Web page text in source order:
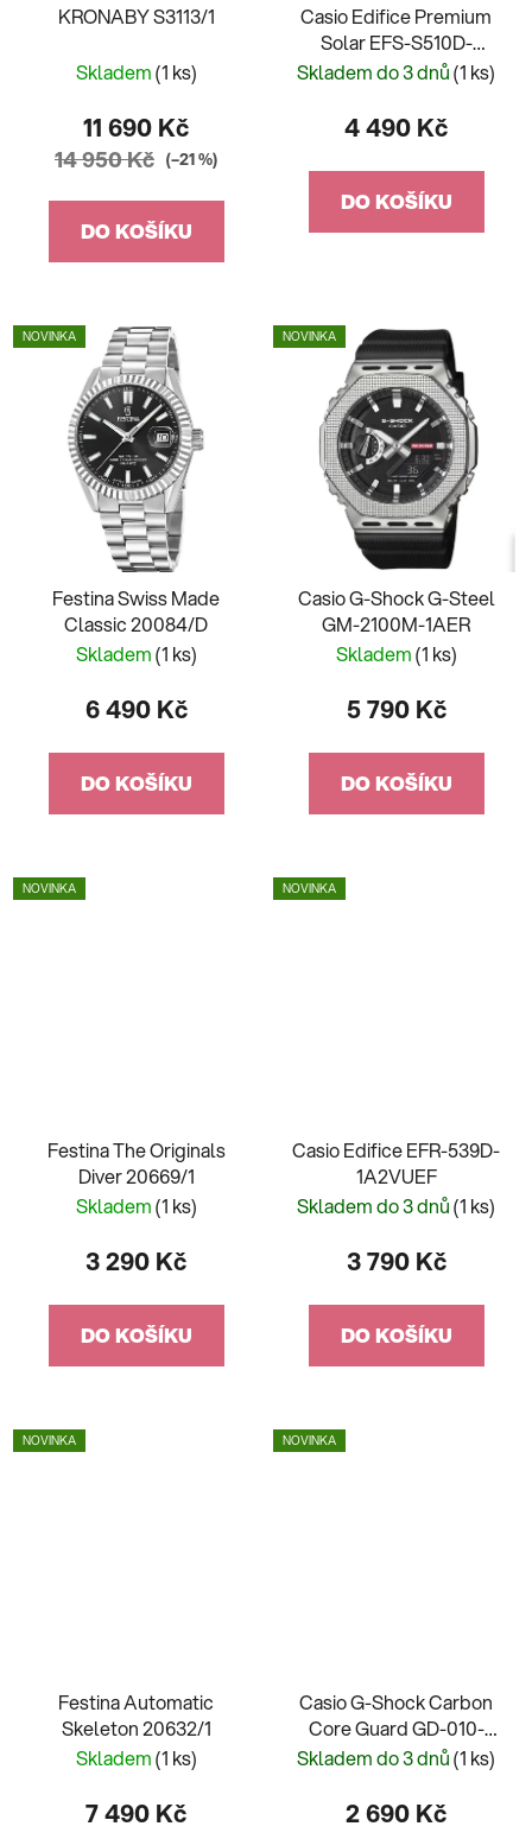
KRONABY S3113/1
Skladem(1 ks)
11 690 Kč
14 950 Kč (–21 %)
DO KOŠÍKU
Casio Edifice Premium
Solar EFS-S510D-
2AVUEF
Skladem do 3 dnů(1 ks)
4 490 Kč
DO KOŠÍKU
NOVINKA
Festina Swiss Made
Classic 20084/D
Skladem(1 ks)
6 490 Kč
DO KOŠÍKU
NOVINKA
Casio G-Shock G-Steel
GM-2100M-1AER
Skladem(1 ks)
5 790 Kč
DO KOŠÍKU
NOVINKA
Festina The Originals
Diver 20669/1
Skladem(1 ks)
3 290 Kč
DO KOŠÍKU
NOVINKA
Casio Edifice EFR-539D-
1A2VUEF
Skladem do 3 dnů(1 ks)
3 790 Kč
DO KOŠÍKU
NOVINKA
Festina Automatic
Skeleton 20632/1
Skladem(1 ks)
7 490 Kč
NOVINKA
Casio G-Shock Carbon
Core Guard GD-010-
3ER
Skladem do 3 dnů(1 ks)
2 690 Kč